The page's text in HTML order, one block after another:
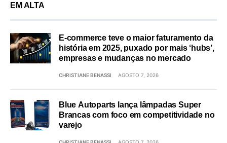
EM ALTA
E-commerce teve o maior faturamento da
história em 2025, puxado por mais ‘hubs’,
empresas e mudanças no mercado
CHRISTIANE BENASSI AGOSTO 7, 2026
Blue Autoparts lança lâmpadas Super
Brancas com foco em competitividade no
varejo